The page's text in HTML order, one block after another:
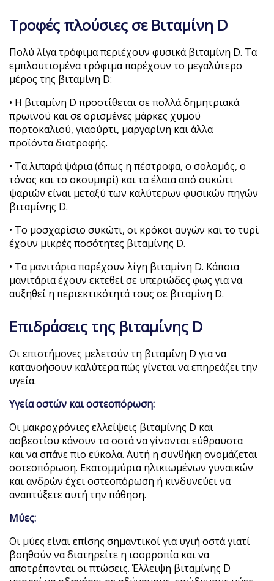
Τροφές πλούσιες σε Βιταμίνη D
Πολύ λίγα τρόφιμα περιέχουν φυσικά βιταμίνη D. Τα
εμπλουτισμένα τρόφιμα παρέχουν το μεγαλύτερο
μέρος της βιταμίνη D:
• Η βιταμίνη D προστίθεται σε πολλά δημητριακά
πρωινού και σε ορισμένες μάρκες χυμού
πορτοκαλιού, γιαούρτι, μαργαρίνη και άλλα
προϊόντα διατροφής.
• Τα λιπαρά ψάρια (όπως η πέστροφα, ο σολομός, ο
τόνος και το σκουμπρί) και τα έλαια από συκώτι
ψαριών είναι μεταξύ των καλύτερων φυσικών πηγών
βιταμίνης D.
• Το μοσχαρίσιο συκώτι, οι κρόκοι αυγών και το τυρί
έχουν μικρές ποσότητες βιταμίνης D.
• Τα μανιτάρια παρέχουν λίγη βιταμίνη D. Κάποια
μανιτάρια έχουν εκτεθεί σε υπεριώδες φως για να
αυξηθεί η περιεκτικότητά τους σε βιταμίνη D.
Επιδράσεις της βιταμίνης D
Οι επιστήμονες μελετούν τη βιταμίνη D για να
κατανοήσουν καλύτερα πώς γίνεται να επηρεάζει την
υγεία.
Υγεία οστών και οστεοπόρωση:
Οι μακροχρόνιες ελλείψεις βιταμίνης D και
ασβεστίου κάνουν τα οστά να γίνονται εύθραυστα
και να σπάνε πιο εύκολα. Αυτή η συνθήκη ονομάζεται
οστεοπόρωση. Εκατομμύρια ηλικιωμένων γυναικών
και ανδρών έχει οστεοπόρωση ή κινδυνεύει να
αναπτύξετε αυτή την πάθηση.
Μύες:
Οι μύες είναι επίσης σημαντικοί για υγιή οστά γιατί
βοηθούν να διατηρείτε η ισορροπία και να
αποτρέπονται οι πτώσεις. Έλλειψη βιταμίνης D